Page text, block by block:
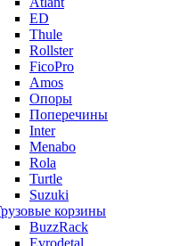
ED
Thule
Rollster
FicoPro
Amos
Опоры
Поперечины
Inter
Menabo
Rola
Turtle
Suzuki
корзины
BuzzRack
Evrodetal